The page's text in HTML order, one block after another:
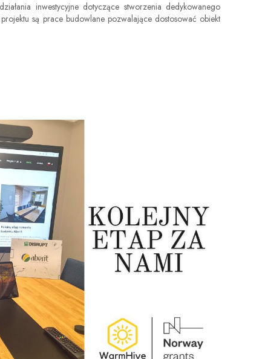
inwestycyjne dotyczące stworzenia dedykowanego
są prace budowlane pozwalające dostosować obiekt